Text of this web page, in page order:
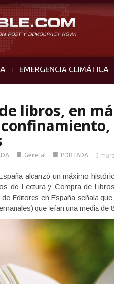
EMERGENCIA CLIMÁTICA
libros, en
■ General ■ PORTADA 3
alcanzó un máximo
de Lectura y Compra de
Editores en España señala
que leían una media de